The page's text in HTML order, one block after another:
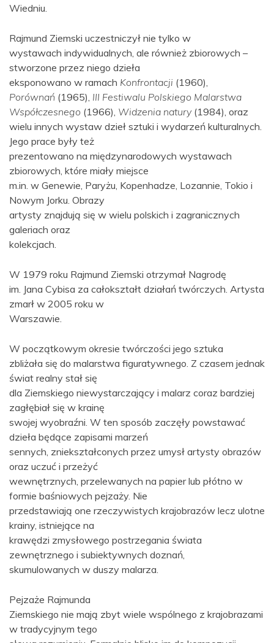
Wiedniu.
Rajmund Ziemski uczestniczył nie tylko w
wystawach indywidualnych, ale również zbiorowych –
stworzone przez niego dzieła
eksponowano w ramach Konfrontacji (1960),
Porównań (1965), III Festiwalu Polskiego Malarstwa
Współczesnego (1966), Widzenia natury (1984), oraz
wielu innych wystaw dzieł sztuki i wydarzeń kulturalnych.
Jego prace były też
prezentowano na międzynarodowych wystawach
zbiorowych, które miały miejsce
m.in. w Genewie, Paryżu, Kopenhadze, Lozannie, Tokio i
Nowym Jorku. Obrazy
artysty znajdują się w wielu polskich i zagranicznych
galeriach oraz
kolekcjach.
W 1979 roku Rajmund Ziemski otrzymał Nagrodę
im. Jana Cybisa za całokształt działań twórczych. Artysta
zmarł w 2005 roku w
Warszawie.
W początkowym okresie twórczości jego sztuka
zbliżała się do malarstwa figuratywnego. Z czasem jednak
świat realny stał się
dla Ziemskiego niewystarczający i malarz coraz bardziej
zagłębiał się w krainę
swojej wyobraźni. W ten sposób zaczęły powstawać
dzieła będące zapisami marzeń
sennych, zniekształconych przez umysł artysty obrazów
oraz uczuć i przeżyć
wewnętrznych, przelewanych na papier lub płótno w
formie baśniowych pejzaży. Nie
przedstawiają one rzeczywistych krajobrazów lecz ulotne
krainy, istniejące na
krawędzi zmysłowego postrzegania świata
zewnętrznego i subiektywnych doznań,
skumulowanych w duszy malarza.
Pejzaże Rajmunda
Ziemskiego nie mają zbyt wiele wspólnego z krajobrazami
w tradycyjnym tego